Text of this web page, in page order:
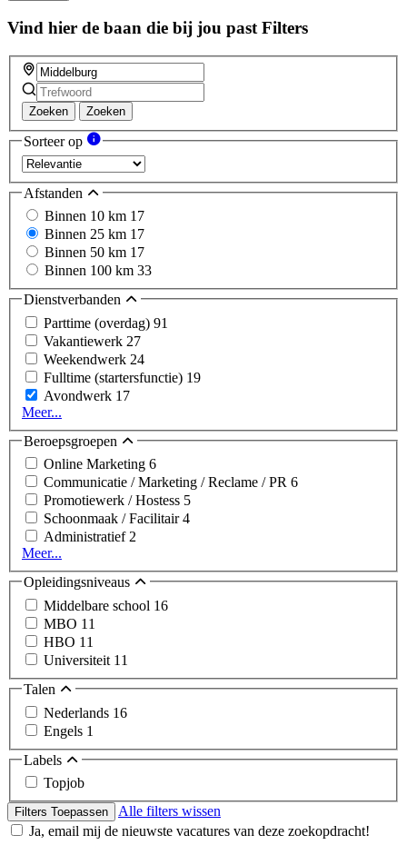
Vind hier de baan die bij jou past Filters
Zoeken Zoeken
Sorteer op
Afstanden
Binnen 10 km 17
Binnen 25 km 17
Binnen 50 km 17
Binnen 100 km 33
Dienstverbanden
Parttime (overdag) 91
Vakantiewerk 27
Weekendwerk 24
Fulltime (startersfunctie) 19
Avondwerk 17
Meer...
Beroepsgroepen
Online Marketing 6
Communicatie / Marketing / Reclame / PR 6
Promotiewerk / Hostess 5
Schoonmaak / Facilitair4
Administratief2
Meer...
Opleidingsniveaus
Middelbare school 16
MBO 11
HBO 11
Universiteit 11
Talen
Nederlands 16
Engels 1
Labels
Topjob
Filters Toepassen
Alle filters wissen
Ja, email mij de nieuwste vacatures van deze zoekopdracht!